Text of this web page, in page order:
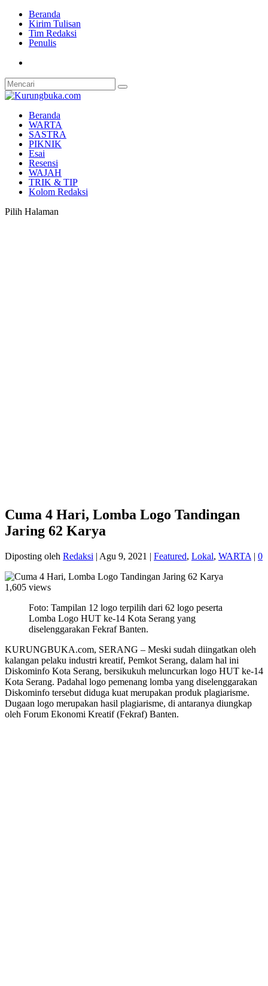
Beranda
Kirim Tulisan
Tim Redaksi
Penulis
Beranda
WARTA
SASTRA
PIKNIK
Esai
Resensi
WAJAH
TRIK & TIP
Kolom Redaksi
Pilih Halaman
Cuma 4 Hari, Lomba Logo Tandingan
Jaring 62 Karya
Diposting oleh Redaksi | Agu 9, 2021 | Featured, Lokal, WARTA | 0
1,605 views
Foto: Tampilan 12 logo terpilih dari 62 logo peserta
Lomba Logo HUT ke-14 Kota Serang yang
diselenggarakan Fekraf Banten.
KURUNGBUKA.com, SERANG – Meski sudah diingatkan oleh
kalangan pelaku industri kreatif, Pemkot Serang, dalam hal ini
Diskominfo Kota Serang, bersikukuh meluncurkan logo HUT ke-14
Kota Serang. Padahal logo pemenang lomba yang diselenggarakan
Diskominfo tersebut diduga kuat merupakan produk plagiarisme.
Dugaan logo merupakan hasil plagiarisme, di antaranya diungkap
oleh Forum Ekonomi Kreatif (Fekraf) Banten.